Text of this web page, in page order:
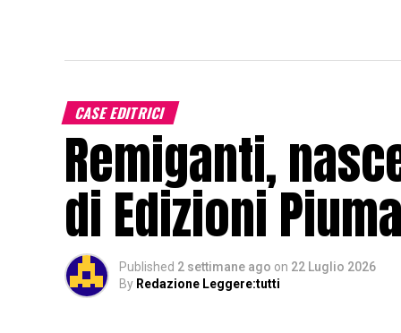
CASE EDITRICI
Remiganti,
di Edizioni
Published 2 settimane ago on 22 Luglio 2026
By Redazione Leggere:tutti